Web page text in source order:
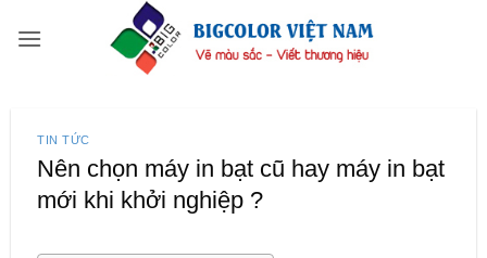
qua
TIN TỨC
Nên chọn máy in bạt cũ hay máy in bạt
mới khi khởi nghiệp ?